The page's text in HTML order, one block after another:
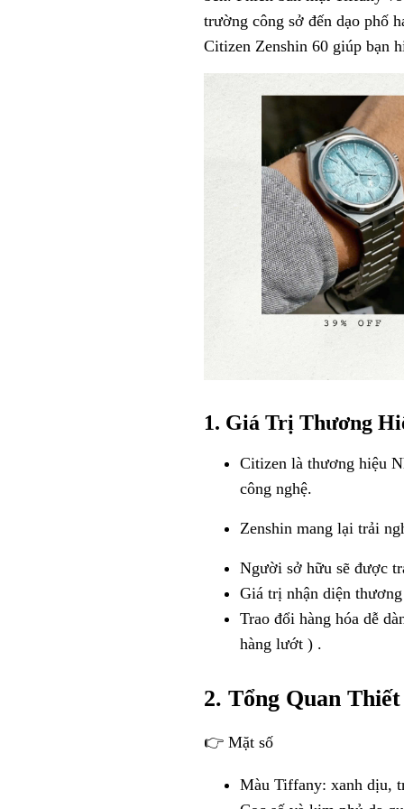
trường công sở đến dạo phố
Citizen Zenshin 60 giúp bạn
1. Giá Trị Thương
Citizen là thương hiệu
công nghệ.
Zenshin mang lại trải
Người sở hữu sẽ được
Giá trị nhận diện
Trao đổi hàng hóa dễ
hàng lướt ) .
2. Tổng Quan
👉 Mặt số
Màu Tiffany: xanh dịu,